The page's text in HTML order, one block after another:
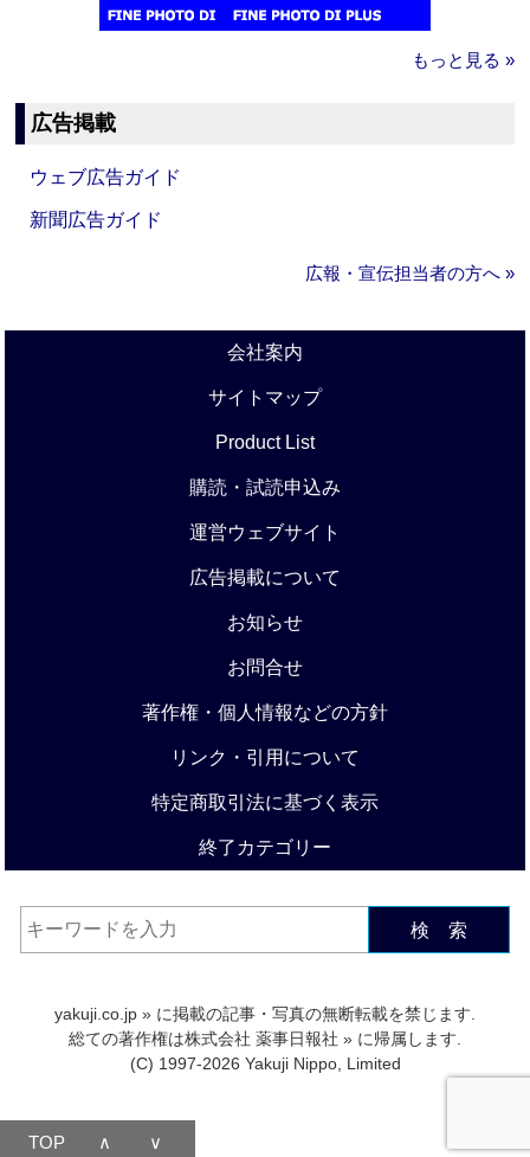
もっと見る »
広告掲載
ウェブ広告ガイド
新聞広告ガイド
広報・宣伝担当者の方へ »
会社案内
サイトマップ
Product List
購読・試読申込み
運営ウェブサイト
広告掲載について
お知らせ
お問合せ
著作権・個人情報などの方針
リンク・引用について
特定商取引法に基づく表示
終了カテゴリー
検 索
yakuji.co.jp » に掲載の記事・写真の無断転載を禁じます.
総ての著作権は株式会社 薬事日報社 » に帰属します.
(C) 1997-2026 Yakuji Nippo, Limited
TOP ∧ ∨